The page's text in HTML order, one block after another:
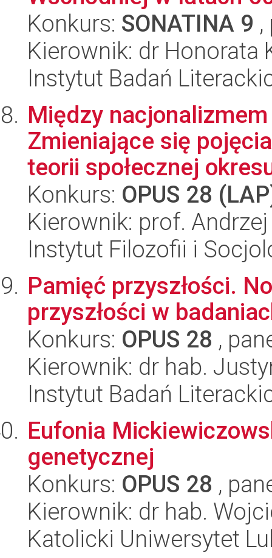
Konkurs: SONATINA 9
Kierownik: dr Honorata
Instytut Badań
Między
Zmieniające się
teorii społecznej
Konkurs: OPUS 28
Kierownik: prof. Andrzej
Instytut Filozofii i
Pamięć przyszłości.
przyszłości w
Konkurs: OPUS 28 ,
Kierownik: dr hab.
Instytut Badań
Eufonia
genetycznej
Konkurs: OPUS 28 ,
Kierownik: dr hab.
Katolicki Uniwersytet